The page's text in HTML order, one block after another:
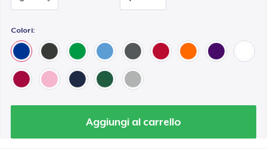
Colori:
Aggiungi al carrello